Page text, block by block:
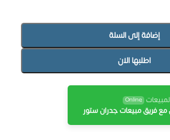
إضافة إلى السلة
اطلبها الان
Online
مع فريق مبيعات جدران ستور